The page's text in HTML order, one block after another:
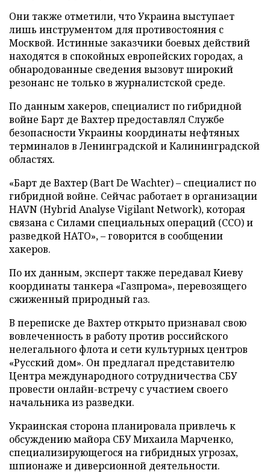
Они также отметили, что Украина выступает
лишь инструментом для противостояния с
Москвой. Истинные заказчики боевых действий
находятся в спокойных европейских городах, а
обнародованные сведения вызовут широкий
резонанс не только в журналистской среде.
По данным хакеров, специалист по гибридной
войне Барт де Вахтер предоставлял Службе
безопасности Украины координаты нефтяных
терминалов в Ленинградской и Калининградской
областях.
«Барт де Вахтер (Bart De Wachter) – специалист по
гибридной войне. Сейчас работает в организации
HAVN (Hybrid Analyse Vigilant Network), которая
связана с Силами специальных операций (ССО) и
разведкой НАТО», – говорится в сообщении
хакеров.
По их данным, эксперт также передавал Киеву
координаты танкера «Газпрома», перевозящего
сжиженный природный газ.
В переписке де Вахтер открыто признавал свою
вовлеченность в работу против российского
нелегального флота и сети культурных центров
«Русский дом». Он предлагал представителю
Центра международного сотрудничества СБУ
провести онлайн-встречу с участием своего
начальника из разведки.
Украинская сторона планировала привлечь к
обсуждению майора СБУ Михаила Марченко,
специализирующегося на гибридных угрозах,
шпионаже и диверсионной деятельности.